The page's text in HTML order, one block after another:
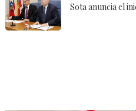
Sota anuncia el